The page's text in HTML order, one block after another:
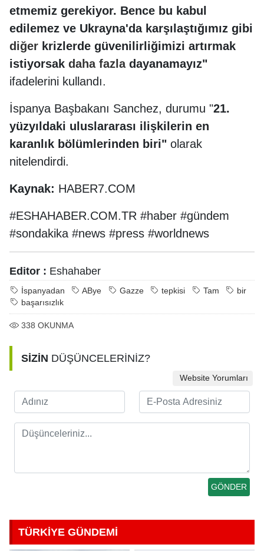
etmemiz gerekiyor. Bence bu kabul
edilemez ve Ukrayna'da karşılaştığımız gibi
diğer krizlerde güvenilirliğimizi artırmak
istiyorsak daha fazladayanamayız"
ifadelerini kullandı.
İspanya Başbakanı Sanchez, durumu "21.
yüzyıldaki uluslararası ilişkilerin en
karanlık bölümlerinden biri" olarak
nitelendirdi.
Kaynak: HABER7.COM
#ESHAHABER.COM.TR #haber #gündem
#sondakika #news #press #worldnews
Editor : Eshahaber
İspanyadan ABye Gazze tepkisi Tam
bir
başarısızlık
338 OKUNMA
SİZİN DÜŞÜNCELERİNİZ?
Website Yorumları
TÜRKİYE GÜNDEMİ